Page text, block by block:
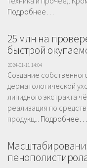
Подробнее…
25 млн на
быстрой
2024-01-11 14:04
Создание
дерматологической
липидного экстракта
реализация по
продукц... Подробнее…